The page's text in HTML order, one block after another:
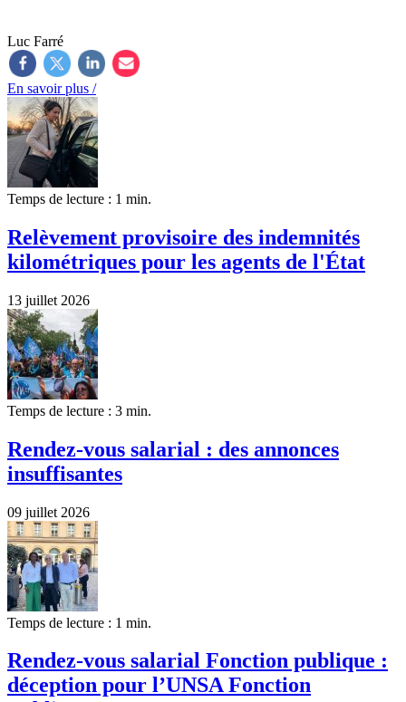
Luc Farré
En savoir plus /
Temps de lecture : 1 min.
Relèvement provisoire des indemnités
kilométriques pour les agents de l'État
13 juillet 2026
Temps de lecture : 3 min.
Rendez-vous salarial : des annonces
insuffisantes
09 juillet 2026
Temps de lecture : 1 min.
Rendez-vous salarial Fonction publique :
déception pour l’UNSA Fonction